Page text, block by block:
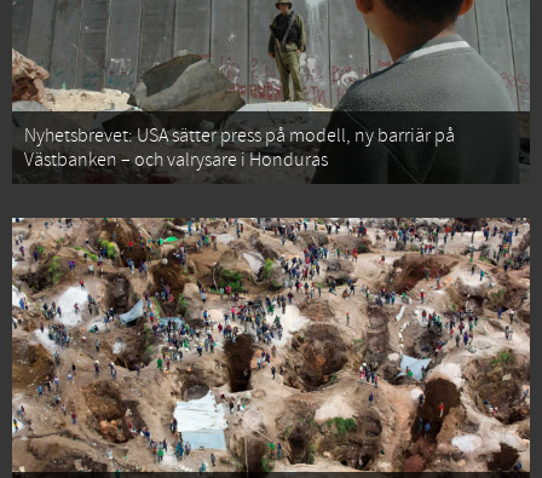
Nyhetsbrevet: USA sätter press på modell, ny barriär på
Västbanken – och valrysare i Honduras